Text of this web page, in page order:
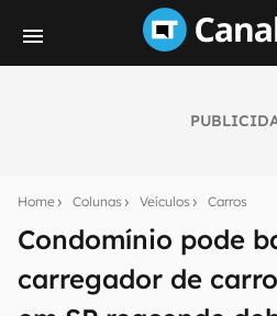
Home Colunas Veículos Carros
Condomínio pode
carregador de
notícias e reviews sobre
mão.
E-mail